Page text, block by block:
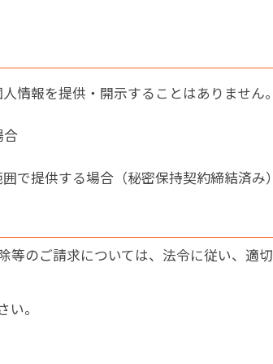
情報を提供・開示することはありません。
合
で提供する場合（秘密保持契約締結済み）
等のご請求については、法令に従い、適切
。